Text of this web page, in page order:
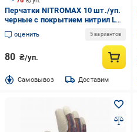
Перчатки NITROMAX 10 шт./уп.
черные с покрытием нитрил L
(9) VG-026
оценить 5 вариантов
80 ₴/уп.
Cамовывоз Доставим